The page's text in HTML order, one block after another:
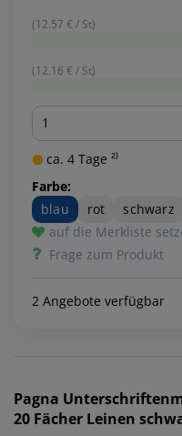
(12.57 € / St)
(12.16 € / St)
Menge
ca. 4 Tage ²⁾
Farbe:
blau
rot
schwarz
auf die Merkliste
Frage zum Produkt
2 Angebote verfügbar
Pagna
20 Fächer Leinen